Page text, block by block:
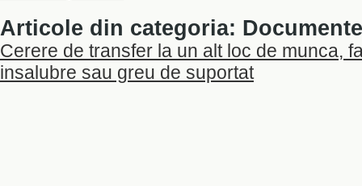
Articole din categoria:
Cerere de transfer la un alt loc de munca,
insalubre sau greu de suportat